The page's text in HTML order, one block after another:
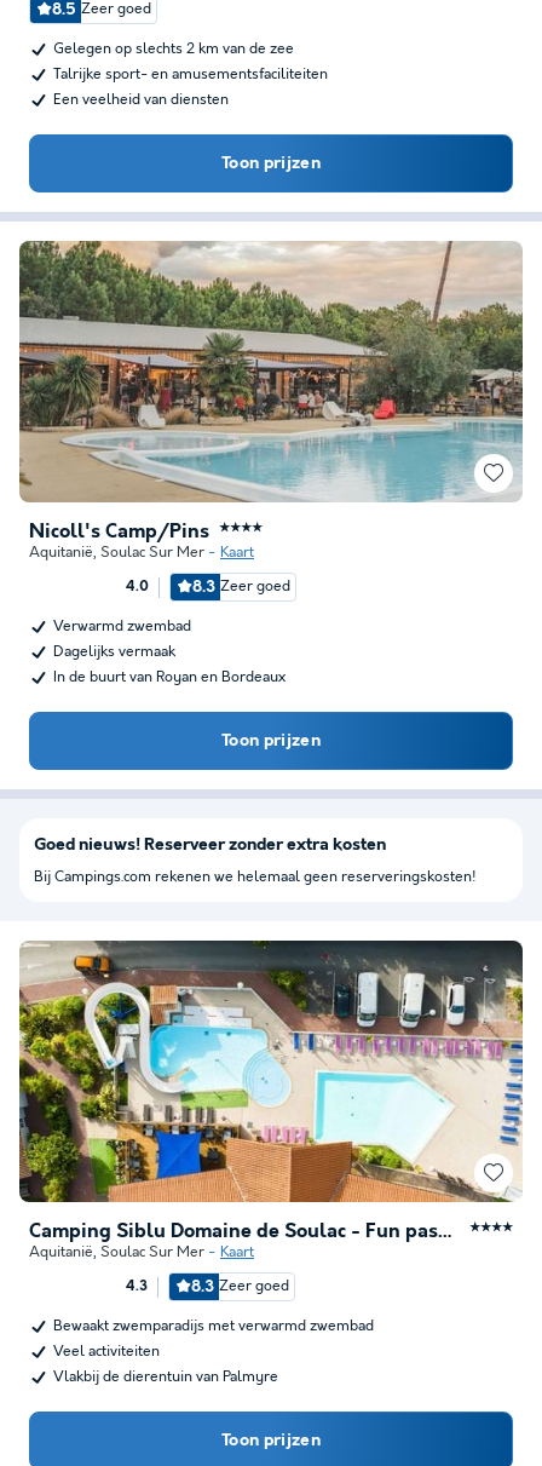
8.5 Zeer goed
Gelegen op slechts 2 km van de zee
Talrijke sport- en amusementsfaciliteiten
Een veelheid van diensten
Toon prijzen
Nicoll's Camp/Pins ★★★★
Aquitanië, Soulac Sur Mer Kaart
4.0 8.3 Zeer goed
Verwarmd zwembad
Dagelijks vermaak
In de buurt van Royan en Bordeaux
Toon prijzen
Camping Siblu Domaine de Soulac - Fun pass inclus ★★★★
Aquitanië, Soulac Sur Mer Kaart
4.3 8.3 Zeer goed
Bewaakt zwemparadijs met verwarmd zwembad
Veel activiteiten
Vlakbij de dierentuin van Palmyre
Toon prijzen
Goed nieuws! Reserveer zonder extra kosten
Bij Campings.com rekenen we helemaal geen reserveringskosten!